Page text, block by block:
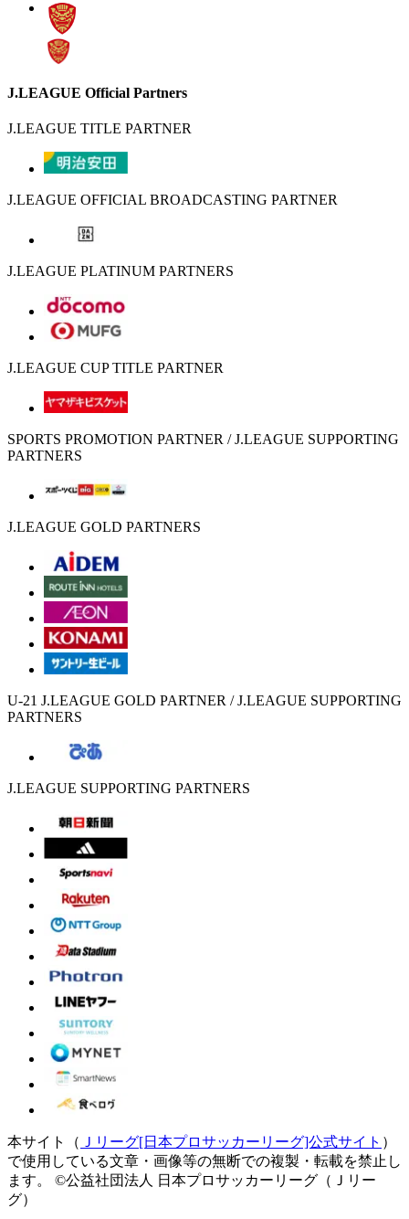
J.LEAGUE Official Partners
J.LEAGUE TITLE PARTNER
J.LEAGUE OFFICIAL BROADCASTING PARTNER
J.LEAGUE PLATINUM PARTNERS
J.LEAGUE CUP TITLE PARTNER
SPORTS PROMOTION PARTNER / J.LEAGUE SUPPORTING
PARTNERS
J.LEAGUE GOLD PARTNERS
U-21 J.LEAGUE GOLD PARTNER / J.LEAGUE SUPPORTING
PARTNERS
J.LEAGUE SUPPORTING PARTNERS
本サイト（ Ｊリーグ[日本プロサッカーリーグ]公式サイト ）
で使用している文章・画像等の無断での複製・転載を禁止し
ます。
©公益社団法人 日本プロサッカーリーグ（Ｊリー
グ）